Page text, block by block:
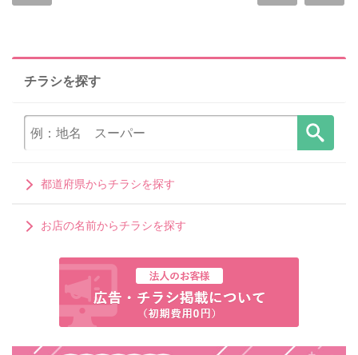
チラシを探す
都道府県からチラシを探す
お店の名前からチラシを探す